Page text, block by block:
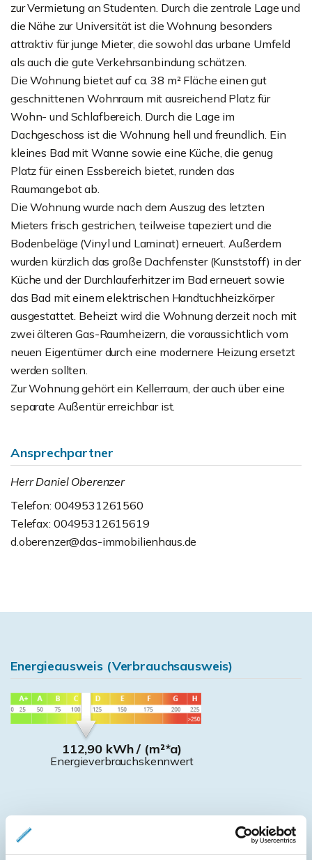
zur Vermietung an Studenten. Durch die zentrale Lage und
die Nähe zur Universität ist die Wohnung besonders
attraktiv für junge Mieter, die sowohl das urbane Umfeld
als auch die gute Verkehrsanbindung schätzen.
Die Wohnung bietet auf ca. 38 m² Fläche einen gut
geschnittenen Wohnraum mit ausreichend Platz für
Wohn- und Schlafbereich. Durch die Lage im
Dachgeschoss ist die Wohnung hell und freundlich. Ein
kleines Bad mit Wanne sowie eine Küche, die genug
Platz für einen Essbereich bietet, runden das
Raumangebot ab.
Die Wohnung wurde nach dem Auszug des letzten
Mieters frisch gestrichen, teilweise tapeziert und die
Bodenbeläge (Vinyl und Laminat) erneuert. Außerdem
wurden kürzlich das große Dachfenster (Kunststoff) in der
Küche und der Durchlauferhitzer im Bad erneuert sowie
das Bad mit einem elektrischen Handtuchheizkörper
ausgestattet. Beheizt wird die Wohnung derzeit noch mit
zwei älteren Gas-Raumheizern, die voraussichtlich vom
neuen Eigentümer durch eine modernere Heizung ersetzt
werden sollten.
Zur Wohnung gehört ein Kellerraum, der auch über eine
separate Außentür erreichbar ist.
Ansprechpartner
Herr Daniel Oberenzer
Telefon: 0049531261560
Telefax: 00495312615619
d.oberenzer@das-immobilienhaus.de
Energieausweis (Verbrauchsausweis)
112,90 kWh / (m²*a)
Energieverbrauchskennwert
Weitere Informationen